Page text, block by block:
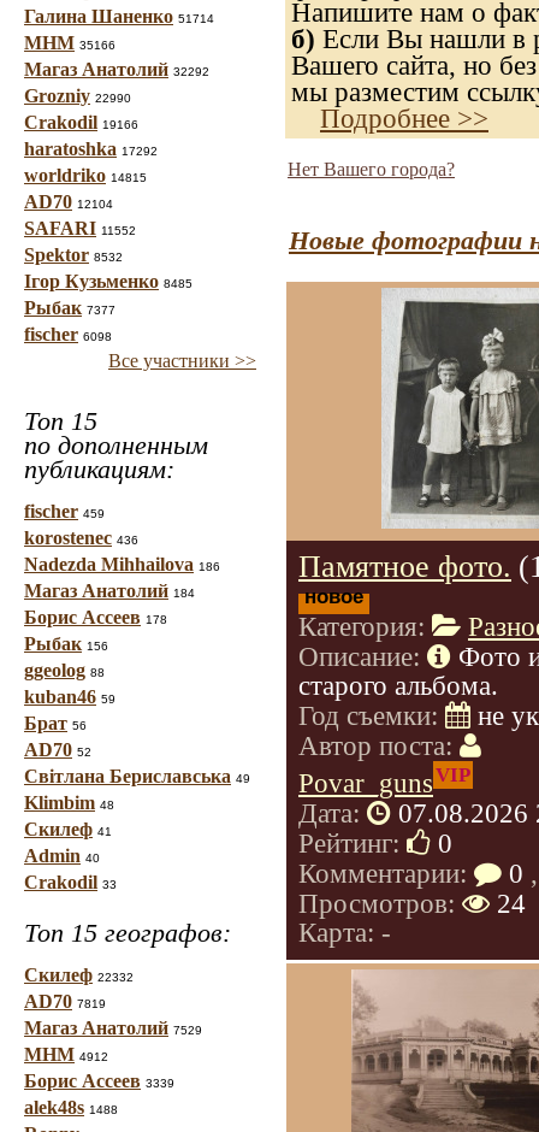
Галина Шаненко 51714
МНМ 35166
Магаз Анатолий 32292
Grozniy 22990
Crakodil 19166
haratoshka 17292
worldriko 14815
AD70 12104
SAFARI 11552
Spektor 8532
Ігор Кузьменко 8485
Рыбак 7377
fischer 6098
Все участники >>
Топ 15
по дополненным
публикациям:
fischer 459
korostenec 436
Nadezda Mihhailova 186
Магаз Анатолий 184
Борис Ассеев 178
Рыбак 156
ggeolog 88
kuban46 59
Брат 56
AD70 52
Світлана Бериславська 49
Klimbim 48
Скилеф 41
Admin 40
Crakodil 33
Топ 15 географов:
Скилеф 22332
AD70 7819
Магаз Анатолий 7529
МНМ 4912
Борис Ассеев 3339
alek48s 1488
Напишите нам о
б) Если Вы нашли в
Вашего сайта, но
мы разместим
Подробнее >>
Нет Вашего города?
Новые фотографии
Памятное фото.
новое
Категория:
Описание:
Фото
старого альбома.
Год съемки:
не
Автор поста:
Povar_gunsVIP
Дата:
07.08.2026
Рейтинг:
0
Комментарии:
0 ,
Просмотров:
24
Карта: -